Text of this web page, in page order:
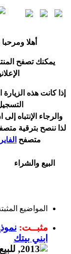
هلا
يمكنك تصفح
إذا كانت هذه
والرجاء الإنتباه
لذا ننصح بترقية
متصفح
البيع والشراء
المواضيع
مثبــت:
ابني بيتك